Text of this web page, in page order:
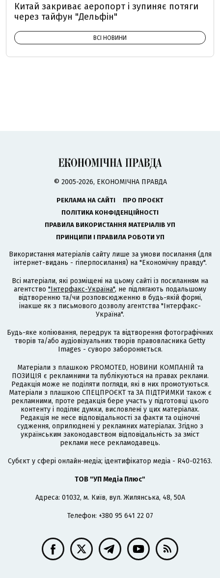
Китай закриває аеропорт і зупиняє потяги
через тайфун "Дельфін"
ВСІ НОВИНИ
© 2005-2026, ЕКОНОМІЧНА ПРАВДА
РЕКЛАМА НА САЙТІ
ПРО ПРОЄКТ
ПОЛІТИКА КОНФІДЕНЦІЙНОСТІ
ПРАВИЛА ВИКОРИСТАННЯ МАТЕРІАЛІВ УП
ПРИНЦИПИ І ПРАВИЛА РОБОТИ УП
Використання матеріалів сайту лише за умови посилання (для
інтернет-видань - гіперпосилання) на "Економічну правду".
Всі матеріали, які розміщені на цьому сайті із посиланням на
агентство "Інтерфакс-Україна", не підлягають подальшому
відтворенню та/чи розповсюдженню в будь-якій формі,
інакше як з письмового дозволу агентства "Інтерфакс-
Україна".
Будь-яке копіювання, передрук та відтворення фотографічних
творів та/або аудіовізуальних творів правовласника Getty
Images - суворо забороняється.
Матеріали з плашкою PROMOTED, НОВИНИ КОМПАНІЙ та
ПОЗИЦІЯ є рекламними та публікуються на правах реклами.
Редакція може не поділяти погляди, які в них промотуються.
Матеріали з плашкою СПЕЦПРОЄКТ та ЗА ПІДТРИМКИ також є
рекламними, проте редакція бере участь у підготовці цього
контенту і поділяє думки, висловлені у цих матеріалах.
Редакція не несе відповідальності за факти та оціночні
судження, оприлюднені у рекламних матеріалах. Згідно з
українським законодавством відповідальність за зміст
реклами несе рекламодавець.
Cубєкт у сфері онлайн-медіа; ідентифікатор медіа - R40-02163.
ТОВ "УП Медіа Плюс"
Адреса: 01032, м. Київ, вул. Жилянська, 48, 50А
Телефон: +380 95 641 22 07